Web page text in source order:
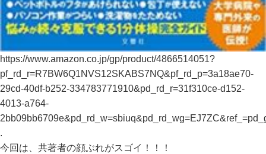
https://www.amazon.co.jp/gp/product/4866514051?
pf_rd_r=R7BW6Q1NVS12SKABS7NQ&pf_rd_p=3a18ae70-
29cd-40df-b252-334783771910&pd_rd_r=31f310ce-d152-
4013-a764-
.
今回は、共著者の顔ぶれがスゴイ！！！